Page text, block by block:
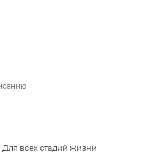
Для всех стадий жизни